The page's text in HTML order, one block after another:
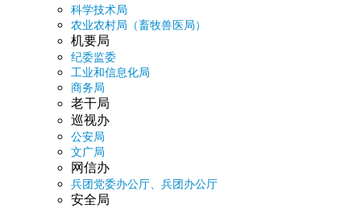
科学技术局
农业农村局（畜牧兽医局）
机要局
纪委监委
工业和信息化局
商务局
老干局
巡视办
公安局
文广局
网信办
兵团党委办公厅、兵团办公厅
安全局